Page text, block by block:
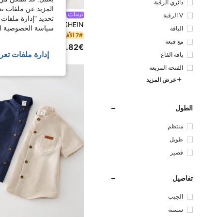
دائري الرقبة
V الرقبة
الياقة
مع قبعة
ياقة القاع
الفتحة المربعة
عرض المزيد
الطول
منتظم
طويل
قصير
تفاصيل
الجيب
سستة
Wimblie
7# الأفضل مبيعا
11.82€
المزيد عن ملفات
تحديد "إدارة
سياسة الخصوصية
إدارة ملفات